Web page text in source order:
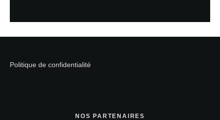
Politique de confidentialité
NOS PARTENAIRES